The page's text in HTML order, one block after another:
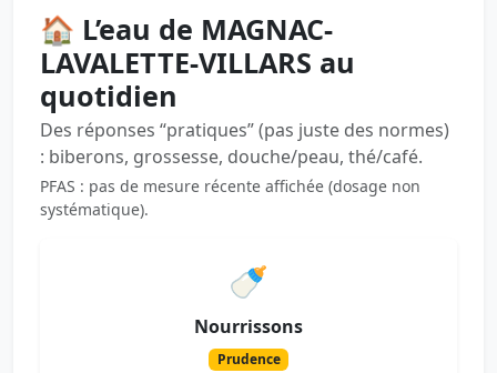
🏠 L’eau de MAGNAC-
LAVALETTE-VILLARS au
quotidien
Des réponses “pratiques” (pas juste des normes)
: biberons, grossesse, douche/peau, thé/café.
PFAS : pas de mesure récente affichée (dosage non
systématique).
🍼
Nourrissons
Prudence